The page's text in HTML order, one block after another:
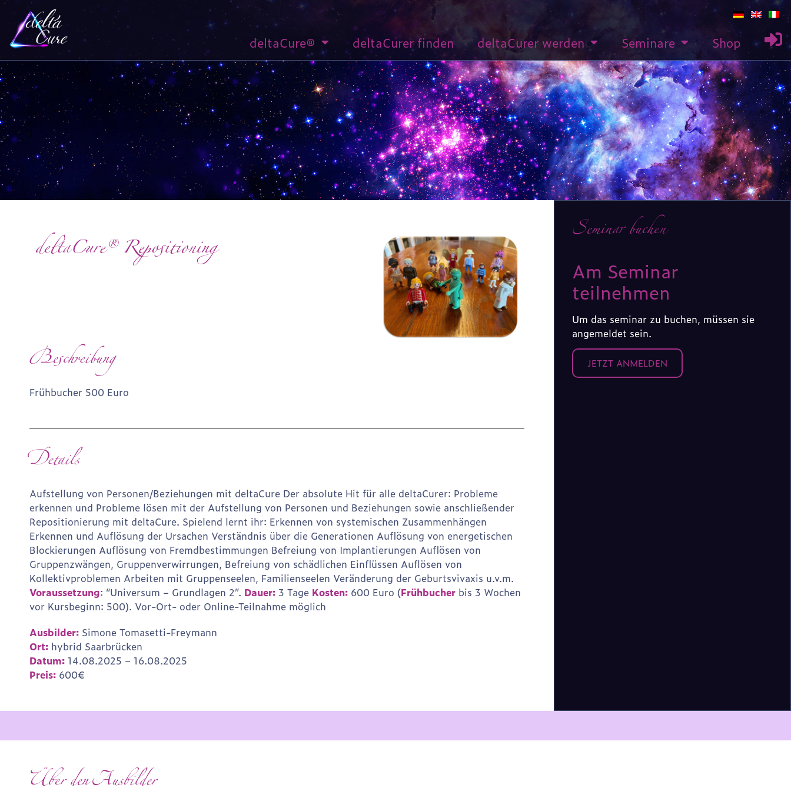
deltaCure® deltaCurer finden deltaCurer werden Seminare Shop
deltaCure® Repositioning
Beschreibung
Frühbucher 500 Euro
Details
Aufstellung von Personen/Beziehungen mit deltaCure Der absolute Hit für alle deltaCurer: Probleme
erkennen und Probleme lösen mit der Aufstellung von Personen und Beziehungen sowie anschließender
Repositionierung mit deltaCure. Spielend lernt ihr: Erkennen von systemischen Zusammenhängen
Erkennen und Auflösung der Ursachen Verständnis über die Generationen Auflösung von energetischen
Blockierungen Auflösung von Fremdbestimmungen Befreiung von Implantierungen Auflösen von
Gruppenzwängen, Gruppenverwirrungen, Befreiung von schädlichen Einflüssen Auflösen von
Kollektivproblemen Arbeiten mit Gruppenseelen, Familienseelen Veränderung der Geburtsvivaxis u.v.m.
Voraussetzung: “Universum – Grundlagen 2”. Dauer: 3 Tage Kosten: 600 Euro (Frühbucher bis 3 Wochen
vor Kursbeginn: 500). Vor-Ort- oder Online-Teilnahme möglich
Ausbilder: Simone Tomasetti-Freymann
Ort: hybrid Saarbrücken
Datum: 14.08.2025 – 16.08.2025
Preis: 600€
Seminar buchen
Am Seminar
teilnehmen
Um das seminar zu buchen, müssen sie
angemeldet sein.
JETZT ANMELDEN
Über den Ausbilder